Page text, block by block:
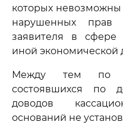
которых невозможны
нарушенных прав
заявителя в сфере
иной экономической
Между тем по
состоявшихся по
доводов
оснований не